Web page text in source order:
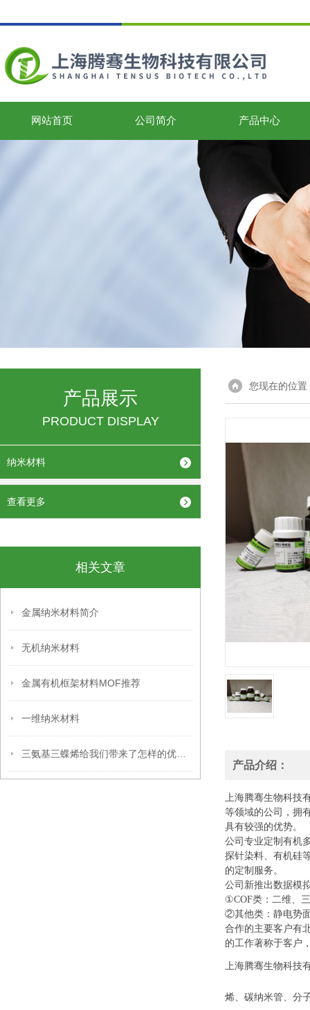
网站首页 公司简介 产品中心
产品展示
PRODUCT DISPLAY
纳米材料
查看更多
相关文章
金属纳米材料简介
无机纳米材料
金属有机框架材料MOF推荐
一维纳米材料
您现在的位置
产品介绍：
上海腾骞生物科技
等领域的公司，拥
具有较强的优势。
公司专业定制有机
探针染料、有机硅
的定制服务。
公司新推出数据模
①COF类：二维、
②其他类：静电势
合作的主要客户有
的工作著称于客户
上海腾骞生物科
烯、碳纳米管、分